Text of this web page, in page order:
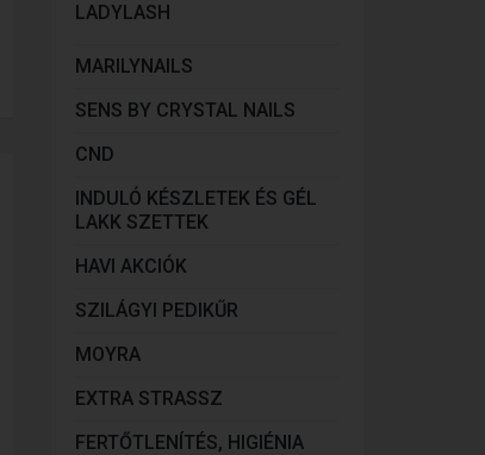
LADYLASH
MARILYNAILS
SENS BY CRYSTAL NAILS
CND
INDULÓ KÉSZLETEK ÉS GÉL
LAKK SZETTEK
HAVI AKCIÓK
SZILÁGYI PEDIKŰR
MOYRA
EXTRA STRASSZ
FERTŐTLENÍTÉS, HIGIÉNIA